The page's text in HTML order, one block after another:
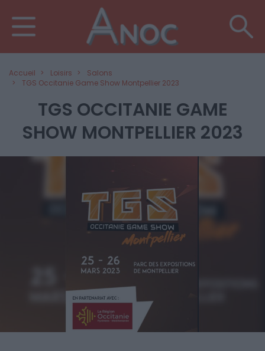
Accueil Loisirs
Salons
TGS Occitanie Game Show Montpellier 2023
TGS OCCITANIE GAME
SHOW MONTPELLIER 2023